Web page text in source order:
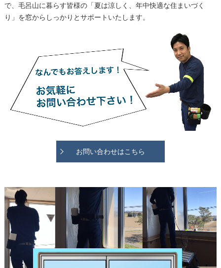
で、毛呂山に暮らす皆様の「夏は涼しく、年中快適な住まいづく
り」を窓からしっかりとサポートいたします。
お問い合わせはこちら